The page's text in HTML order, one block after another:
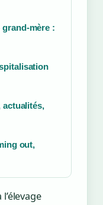
mère :
actualités,
out,